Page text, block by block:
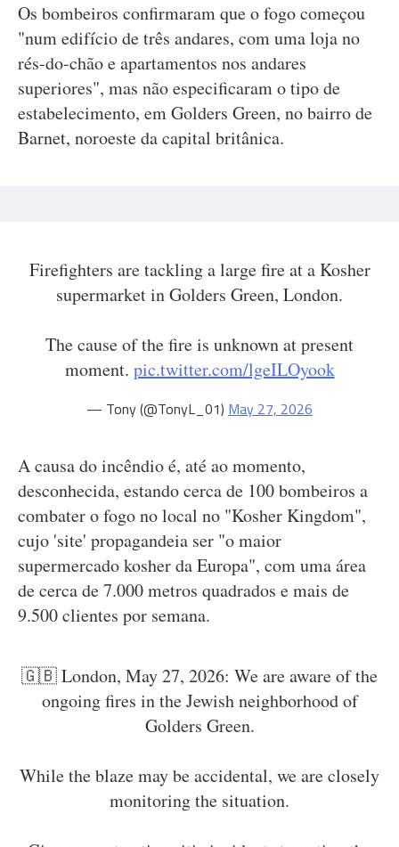
Os bombeiros confirmaram que o fogo começou
"num edifício de três andares, com uma loja no
rés-do-chão e apartamentos nos andares
superiores", mas não especificaram o tipo de
estabelecimento, em Golders Green, no bairro de
Barnet, noroeste da capital britânica.
Firefighters are tackling a large fire at a Kosher
supermarket in Golders Green, London.
The cause of the fire is unknown at present
moment. pic.twitter.com/lgeILOyook
— Tony (@TonyL_01) May 27, 2026
A causa do incêndio é, até ao momento,
desconhecida, estando cerca de 100 bombeiros a
combater o fogo no local no "Kosher Kingdom",
cujo 'site' propagandeia ser "o maior
supermercado kosher da Europa", com uma área
de cerca de 7.000 metros quadrados e mais de
9.500 clientes por semana.
🇬🇧 London, May 27, 2026: We are aware of the
ongoing fires in the Jewish neighborhood of
Golders Green.
While the blaze may be accidental, we are closely
monitoring the situation.